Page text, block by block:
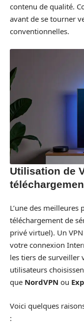
contenu de qualité.
avant de se tourner
conventionnelles.
Utilisation de
L’une des
téléchargement de
privé virtuel). Un
votre connexion
les tiers de surveiller
utilisateurs
que NordVPN ou
Voici quelques
: